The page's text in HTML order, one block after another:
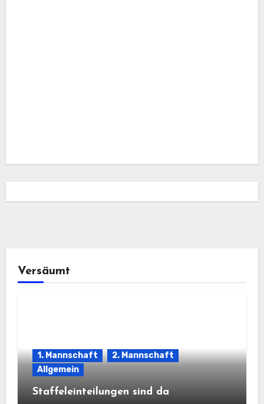
Versäumt
1. Mannschaft
2. Mannschaft
Allgemein
Staffeleinteilungen sind da